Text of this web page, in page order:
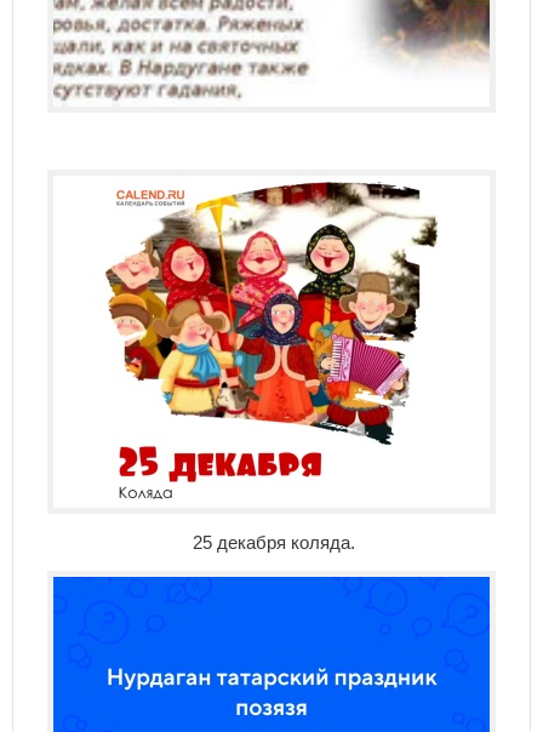
25 декабря коляда.